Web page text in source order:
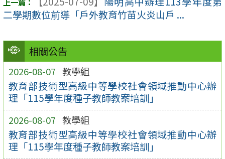
相關公告
2026-08-07 教學組
教育部技術型高級中等學校社會領域推動中心辦
理「115學年度種子教師教案培訓」
2026-08-07 教學組
教育部技術型高級中等學校社會領域推動中心辦
理「115學年度種子教師教案培訓」
二學期數位前導「戶外教育竹苗火炎山戶 ...